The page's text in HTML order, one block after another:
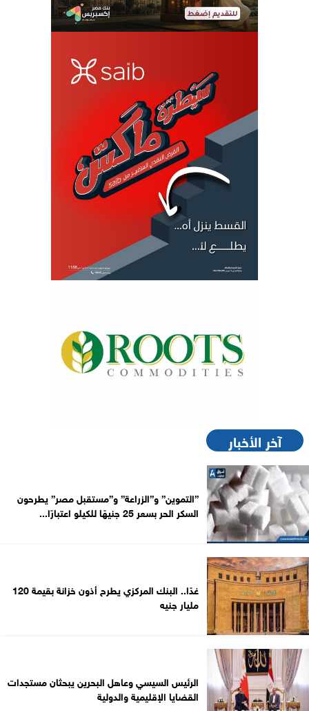
آخر الأخبار
”التموين” و”الزراعة” و”مستقبل مصر” يطرحون
السكر الحر بسعر 25 جنيهًا للكيلو اعتبارًا...
غدًا.. البنك المركزي يطرح أذون خزانة بقيمة 120
مليار جنيه
الرئيس السيسي وعاهل البحرين يبحثان مستجدات
القضايا الإقليمية والدولية